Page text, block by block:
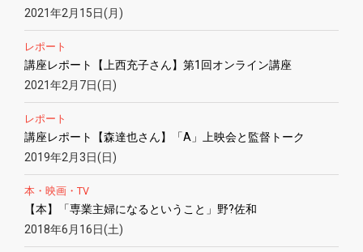
2021年2月15日(月)
レポート
講座レポート【上西充子さん】第1回オンライン講座
2021年2月7日(日)
レポート
講座レポート【森達也さん】「A」上映会と監督トーク
2019年2月3日(日)
本・映画・TV
【本】「専業主婦になるということ」野?佐和
2018年6月16日(土)